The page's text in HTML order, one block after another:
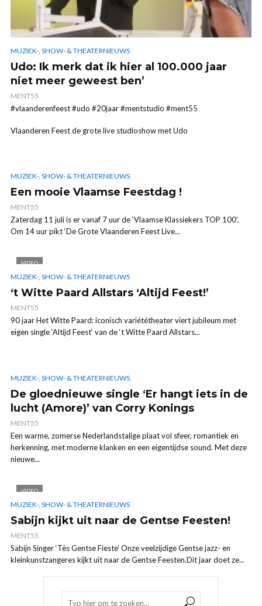
MUZIEK-, SHOW- & THEATERNIEUWS
Udo: Ik merk dat ik hier al 100.000 jaar
niet meer geweest ben’
MENT55
#vlaanderenfeest #udo #20jaar #mentstudio #ment55
Vlaanderen Feest de grote live studioshow met Udo
MUZIEK-, SHOW- & THEATERNIEUWS
Een mooie Vlaamse Feestdag !
MENT55
Zaterdag 11 juli is er vanaf 7 uur de ‘Vlaamse Klassiekers TOP 100’.
Om 14 uur pikt ‘De Grote Vlaanderen Feest Live...
VIDEO
MUZIEK-, SHOW- & THEATERNIEUWS
‘t Witte Paard Allstars ‘Altijd Feest!’
MENT55
90 jaar Het Witte Paard: iconisch variététheater viert jubileum met
eigen single ‘Altijd Feest‘ van de ‘t Witte Paard Allstars...
MUZIEK-, SHOW- & THEATERNIEUWS
De gloednieuwe single ‘Er hangt iets in de
lucht (Amore)’ van Corry Konings
MENT55
Een warme, zomerse Nederlandstalige plaat vol sfeer, romantiek en
herkenning, met moderne klanken en een eigentijdse sound. Met deze
nieuwe...
VIDEO
MUZIEK-, SHOW- & THEATERNIEUWS
Sabijn kijkt uit naar de Gentse Feesten!
MENT55
Sabijn Singer ‘Tès Gentse Fieste’ Onze veelzijdige Gentse jazz- en
kleinkunstzangeres kijkt uit naar de Gentse Feesten.Dit jaar doet ze...